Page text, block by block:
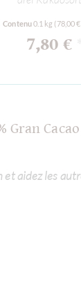
Contenu0.1 kg (78,00
7,80 €
Gran
et aidez les